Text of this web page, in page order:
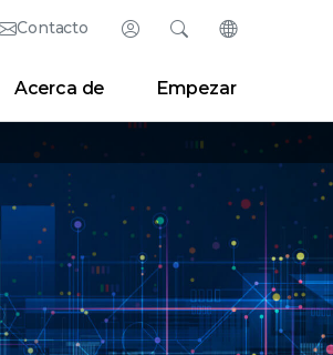
Contacto Inicio de sesión
Developer Portal
Buscar
Blogs
Cambiar
English (Inglés)
日本語 (Japonés)
Deutsch (Alemán)
Español (Español)
Français (Francés)
Português (Portugués)
Acerca de Empezar